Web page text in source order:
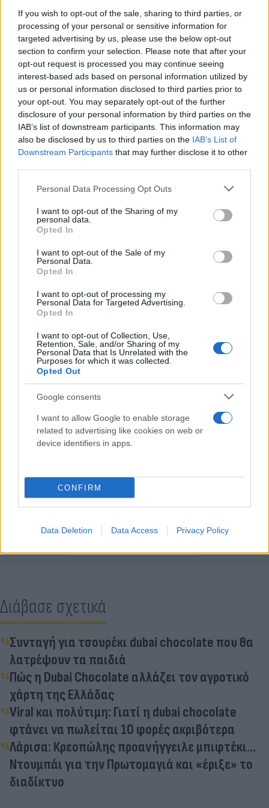
If you wish to opt-out of the sale, sharing to third parties, or
processing of your personal or sensitive information for
targeted advertising by us, please use the below opt-out
section to confirm your selection. Please note that after your
opt-out request is processed you may continue seeing
interest-based ads based on personal information utilized by
us or personal information disclosed to third parties prior to
your opt-out. You may separately opt-out of the further
disclosure of your personal information by third parties on the
IAB’s list of downstream participants. This information may
also be disclosed by us to third parties on the IAB’s List of
Downstream Participants that may further disclose it to other
Please note that this website/app uses one or more Google
not limited to your visit or usage behaviour. You may click to
grant or deny consent to Google and its third-party tags to
use your data for below specified purposes in below Google
consent section.
Personal Data Processing Opt Outs
I want to opt-out of the Sharing of my
personal data.
Opted In
I want to opt-out of the Sale of my
Personal Data.
Opted In
I want to opt-out of processing my
Personal Data for Targeted Advertising.
Opted In
I want to opt-out of Collection, Use,
Retention, Sale, and/or Sharing of my
Personal Data that Is Unrelated with the
Purposes for which it was collected.
Opted Out
Google consents
I want to allow Google to enable storage
related to advertising like cookies on web or
device identifiers in apps.
CONFIRM
Data Deletion Data Access Privacy Policy
Το κλιπ του TikTok που πυροδότησε παγκόσμια
τρέλα για τη σοκολάτα «Ντουμπάι» και
δημιούργησε πλήθος απομιμήσεων από μεγάλες
Κάνε κλικ και δες περισσότερο
Flash.gr
στην αναζήτηση της Google
Διάβασε σχετικά
Συνταγή για τσουρέκι dubai chocolate που θα
λατρέψουν τα παιδιά
Πώς η Dubai Chocolate αλλάζει τον αγροτικό
χάρτη της Ελλάδας
Viral και πολύτιμη: Γιατί η dubai chocolate
φτάνει να πωλείται 10 φορές ακριβότερα
Λάρισα: Κρεοπώλης προανήγγειλε μπιφτέκι...
Ντουμπάι για την Πρωτομαγιά και «έριξε» το
διαδίκτυο